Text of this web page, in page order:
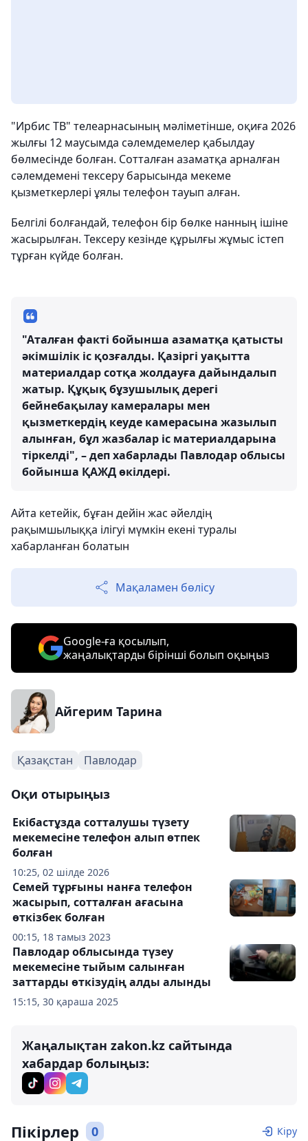
"Ирбис ТВ" телеарнасының мәліметінше, оқиға 2026
жылғы 12 маусымда сәлемдемелер қабылдау
бөлмесінде болған. Сотталған азаматқа арналған
сәлемдемені тексеру барысында мекеме
қызметкерлері ұялы телефон тауып алған.
Белгілі болғандай, телефон бір бөлке нанның ішіне
жасырылған. Тексеру кезінде құрылғы жұмыс істеп
тұрған күйде болған.
"Аталған факті бойынша азаматқа қатысты
әкімшілік іс қозғалды. Қазіргі уақытта
материалдар сотқа жолдауға дайындалып
жатыр. Құқық бұзушылық дерегі
бейнебақылау камералары мен
қызметкердің кеуде камерасына жазылып
алынған, бұл жазбалар іс материалдарына
тіркелді", – деп хабарлады Павлодар облысы
бойынша ҚАЖД өкілдері.
Айта кетейік, бұған дейін жас әйелдің
рақымшылыққа ілігуі мүмкін екені туралы
хабарланған болатын
Мақаламен бөлісу
Google-ға қосылып,
жаңалықтарды бірінші болып оқыңыз
Айгерим Тарина
Қазақстан Павлодар
Оқи отырыңыз
10:25, 02 шілде 2026
Екібастұзда сотталушы түзету
мекемесіне телефон алып өтпек
болған
00:15, 18 тамыз 2023
Семей тұрғыны нанға телефон
жасырып, сотталған ағасына
өткізбек болған
15:15, 30 қараша 2025
Павлодар облысында түзеу
мекемесіне тыйым салынған
заттарды өткізудің алды алынды
Жаңалықтан zakon.kz сайтында
хабардар болыңыз:
Пікірлер 0 Кіру